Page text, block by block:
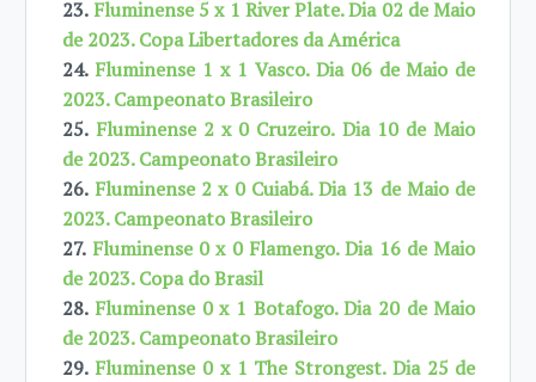
23. Fluminense 5 x 1 River Plate. Dia 02 de Maio
de 2023. Copa Libertadores da América
24. Fluminense 1 x 1 Vasco. Dia 06 de Maio de
2023. Campeonato Brasileiro
25. Fluminense 2 x 0 Cruzeiro. Dia 10 de Maio
de 2023. Campeonato Brasileiro
26. Fluminense 2 x 0 Cuiabá. Dia 13 de Maio de
2023. Campeonato Brasileiro
27. Fluminense 0 x 0 Flamengo. Dia 16 de Maio
de 2023. Copa do Brasil
28. Fluminense 0 x 1 Botafogo. Dia 20 de Maio
de 2023. Campeonato Brasileiro
29. Fluminense 0 x 1 The Strongest. Dia 25 de